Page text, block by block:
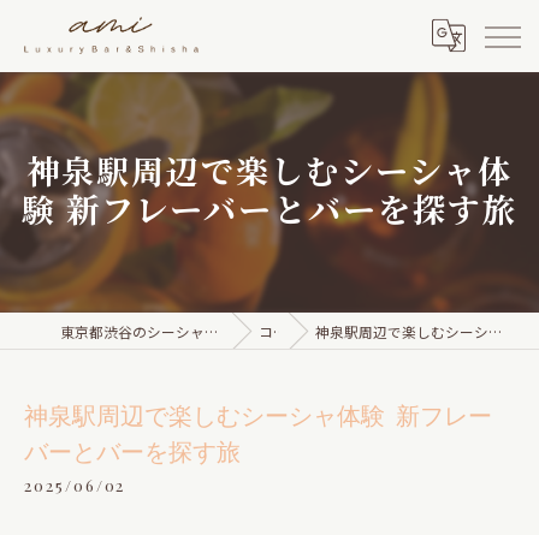
神泉駅周辺で楽しむシーシャ体
験 新フレーバーとバーを探す旅
東京都渋谷のシーシャならami Luxury Bar & Shisha コラム 神泉駅周辺で楽しむシーシャ体験 新フレーバーとバーを探す旅
神泉駅周辺で楽しむシーシャ体験 新フレー
バーとバーを探す旅
2025/06/02